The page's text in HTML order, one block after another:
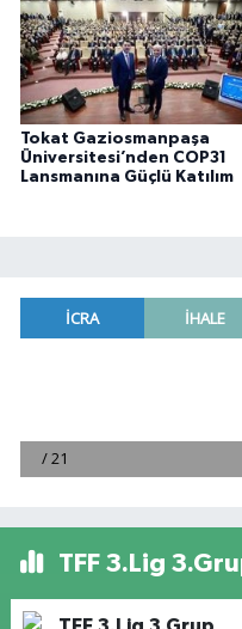
Tokat Gaziosmanpaşa
Üniversitesi’nden COP31
Lansmanına Güçlü Katılım
TFF 3.Lig